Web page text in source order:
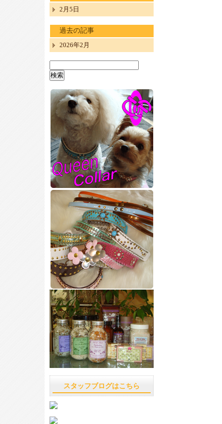
2月5日
過去の記事
2026年2月
索:
スタッフブログはこちら